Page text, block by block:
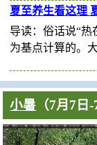
夏至养生看这理
导读：俗话说“热
为基点计算的。
小暑 （7月7日